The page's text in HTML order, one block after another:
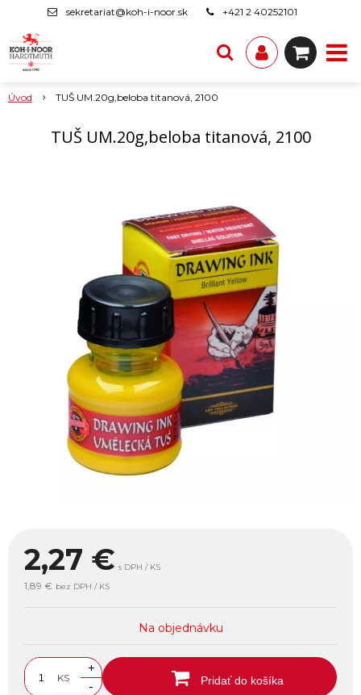
sekretariat@koh-i-noor.sk +421 2 40252101
Úvod TUŠ UM.20g,beloba titanová, 2100
TUŠ UM.20g,beloba titanová, 2100
2,27 € s DPH / KS
1,89 € bez DPH / KS
Na objednávku
KS
+
-
Pridať do košíka